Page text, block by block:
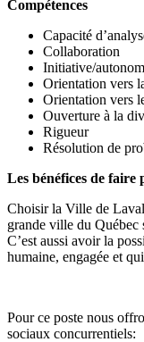
Compétences
Capacité
Collaboration
Initiative/
Orientation vers
Orientation vers
Ouverture à la
Rigueur
Résolution de
Les bénéfices de faire
Choisir la Ville de
grande ville du Québec
C’est aussi avoir la
humaine, engagée et
Pour ce poste nous
sociaux concurrentiels: